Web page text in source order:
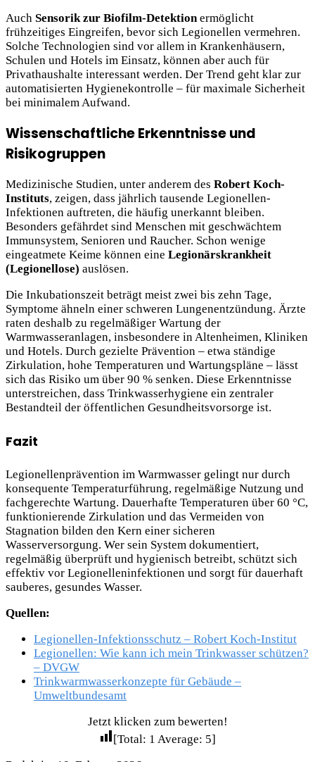
Auch Sensorik zur Biofilm-Detektionermöglicht
frühzeitiges Eingreifen, bevor sich Legionellen vermehren.
Solche Technologien sind vor allem in Krankenhäusern,
Schulen und Hotels im Einsatz, können aber auch für
Privathaushalte interessant werden. Der Trend geht klar zur
automatisierten Hygienekontrolle – für maximale Sicherheit
bei minimalem Aufwand.
Wissenschaftliche Erkenntnisse und
Risikogruppen
Medizinische Studien, unter anderem des Robert Koch-
Instituts, zeigen, dass jährlich tausende Legionellen-
Infektionen auftreten, die häufig unerkannt bleiben.
Besonders gefährdet sind Menschen mit geschwächtem
Immunsystem, Senioren und Raucher. Schon wenige
eingeatmete Keime können eine Legionärskrankheit
(Legionellose) auslösen.
Die Inkubationszeit beträgt meist zwei bis zehn Tage,
Symptome ähneln einer schweren Lungenentzündung. Ärzte
raten deshalb zu regelmäßiger Wartung der
Warmwasseranlagen, insbesondere in Altenheimen, Kliniken
und Hotels. Durch gezielte Prävention – etwa ständige
Zirkulation, hohe Temperaturen und Wartungspläne – lässt
sich das Risiko um über 90 % senken. Diese Erkenntnisse
unterstreichen, dass Trinkwasserhygiene ein zentraler
Bestandteil der öffentlichen Gesundheitsvorsorge ist.
Fazit
Legionellenprävention im Warmwasser gelingt nur durch
konsequente Temperaturführung, regelmäßige Nutzung und
fachgerechte Wartung. Dauerhafte Temperaturen über 60 °C,
funktionierende Zirkulation und das Vermeiden von
Stagnation bilden den Kern einer sicheren
Wasserversorgung. Wer sein System dokumentiert,
regelmäßig überprüft und hygienisch betreibt, schützt sich
effektiv vor Legionelleninfektionen und sorgt für dauerhaft
sauberes, gesundes Wasser.
Quellen:
Legionellen-Infektionsschutz – Robert Koch-Institut
Legionellen: Wie kann ich mein Trinkwasser schützen?
– DVGW
Trinkwarmwasserkonzepte für Gebäude –
Umweltbundesamt
Jetzt klicken zum bewerten!
[Total: 1 Average: 5]